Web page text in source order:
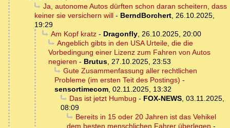
Ja, autonome Autos dürften schon daran scheitern, dass
keiner sie versichern will - BerndBorchert, 26.10.2025,
19:29
Am Kopf kratz- Dragonfly, 26.10.2025, 20:00
Angeblich gibts in den USA Urteile, die die
Vorbedingung einer Lizenz zum Fahren von Autos
negieren - Brutus, 27.10.2025, 23:53
Gute Zusammenfassung aller rechtlichen
Probleme (im ersten Teit des Postings) -
sensortimecom, 02.11.2025, 13:32
Das ist jetzt Humbug - FOX-NEWS, 03.11.2025,
08:09
Bereits in 15 oder 20 Jahren ist das Vehikel
dem besten menschlichen Fahrer überlegen -